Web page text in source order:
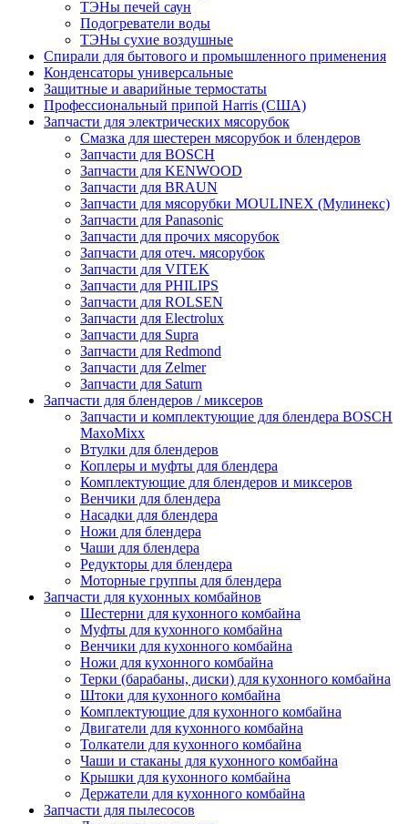
ТЭНы печей саун
Подогреватели воды
ТЭНы сухие воздушные
Спирали для бытового и промышленного применения
Конденсаторы универсальные
Защитные и аварийные термостаты
Профессиональный припой Harris (США)
Запчасти для электрических мясорубок
Смазка для шестерен мясорубок и блендеров
Запчасти для BOSCH
Запчасти для KENWOOD
Запчасти для BRAUN
Запчасти для мясорубки MOULINEX (Мулинекс)
Запчасти для Panasonic
Запчасти для прочих мясорубок
Запчасти для отеч. мясорубок
Запчасти для VITEK
Запчасти для PHILIPS
Запчасти для ROLSEN
Запчасти для Electrolux
Запчасти для Supra
Запчасти для Redmond
Запчасти для Zelmer
Запчасти для Saturn
Запчасти для блендеров / миксеров
Запчасти и комплектующие для блендера BOSCH
MaxoMixx
Втулки для блендеров
Коплеры и муфты для блендера
Комплектующие для блендеров и миксеров
Венчики для блендера
Насадки для блендера
Ножи для блендера
Чаши для блендера
Редукторы для блендера
Моторные группы для блендера
Запчасти для кухонных комбайнов
Шестерни для кухонного комбайна
Муфты для кухонного комбайна
Венчики для кухонного комбайна
Ножи для кухонного комбайна
Терки (барабаны, диски) для кухонного комбайна
Штоки для кухонного комбайна
Комплектующие для кухонного комбайна
Двигатели для кухонного комбайна
Толкатели для кухонного комбайна
Чаши и стаканы для кухонного комбайна
Крышки для кухонного комбайна
Держатели для кухонного комбайна
Запчасти для пылесосов